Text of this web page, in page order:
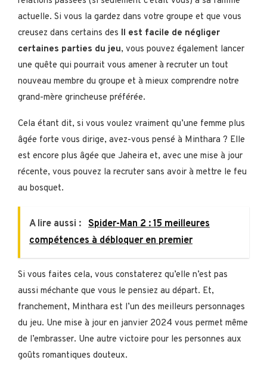
actuelle. Si vous la gardez dans votre groupe et que vous
creusez dans certains des Il est facile de négliger
certaines parties du jeu, vous pouvez également lancer
une quête qui pourrait vous amener à recruter un tout
nouveau membre du groupe et à mieux comprendre notre
grand-mère grincheuse préférée.
Cela étant dit, si vous voulez vraiment qu’une femme plus
âgée forte vous dirige, avez-vous pensé à Minthara ? Elle
est encore plus âgée que Jaheira et, avec une mise à jour
récente, vous pouvez la recruter sans avoir à mettre le feu
au bosquet.
A lire aussi : Spider-Man 2 : 15 meilleures
compétences à débloquer en premier
Si vous faites cela, vous constaterez qu’elle n’est pas
aussi méchante que vous le pensiez au départ. Et,
franchement, Minthara est l’un des meilleurs personnages
du jeu. Une mise à jour en janvier 2024 vous permet même
de l’embrasser. Une autre victoire pour les personnes aux
goûts romantiques douteux.